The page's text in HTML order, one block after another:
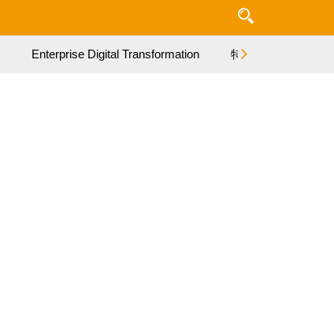
Enterprise Digital Transformation 特集